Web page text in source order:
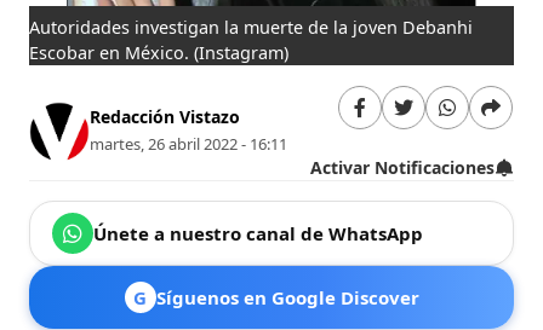
Autoridades investigan la muerte de la joven Debanhi
Escobar en México. (Instagram)
Redacción Vistazo
martes, 26 abril 2022 - 16:11
Activar Notificaciones
Únete a nuestro canal de WhatsApp
G Síguenos en Google Discover